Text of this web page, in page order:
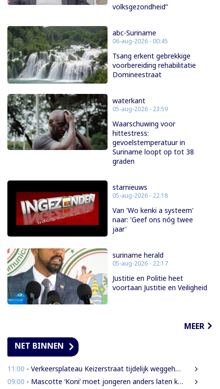
volksgezondheid”
abc-Suriname
06-aug-2026 - 00:45
Tsang erkent gebrekkige
voorbereiding rehabilitatie
Domineestraat
waterkant
05-aug-2026 - 23:59
Waarschuwing voor
hittestress:
gevoelstemperatuur in
Suriname loopt op tot 38
graden
starnieuws
05-aug-2026 - 22:18
Van 'Wo kenki a systeem'
naar: 'Geef ons nóg twee
jaar'
suriname herald
05-aug-2026 - 22:17
Justitie en Politie heet
voortaan Justitie en Veiligheid
MEER
NET BINNEN
11:00 - Verkeersplateau Keizerstraat tijdelijk weggehaald vanwege chaos rond Domineestraat
09:00 - Mascotte ‘Koni’ moet jongeren anders laten kijken naar Surinaamse houtsector